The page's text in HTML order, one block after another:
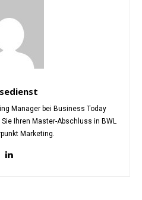
Manager bei Business Today
Ihren Master-Abschluss in BWL
Marketing.